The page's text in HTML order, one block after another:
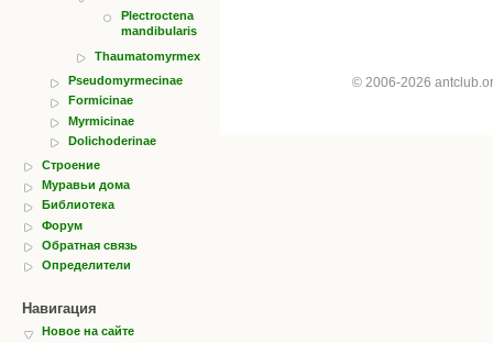
Plectroctena
mandibularis
Thaumatomyrmex
Pseudomyrmecinae
Formicinae
Myrmicinae
Dolichoderinae
Строение
Муравьи дома
Библиотека
Форум
Обратная связь
Определители
Навигация
Новое на сайте
© 2006-2026